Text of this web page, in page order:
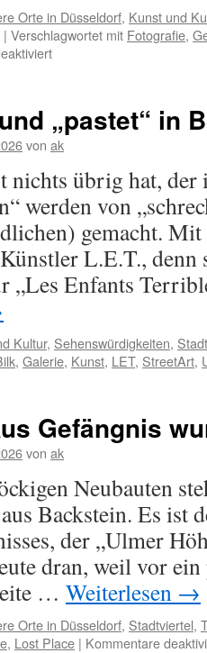
Orte in Düsseldorf, Kunst und
| Verschlagwortet mit Fotografie,
für
die
ersten
„pastet“ in
von ak
übrig hat, der
werden von
gemacht.
L.E.T., denn
Enfants
Kultur, Sehenswürdigkeiten,
, Galerie, Kunst, LET, StreetArt,
Gefängnis
von ak
Neubauten
Backstein. Es ist
der „Ulmer
dran, weil vor ein
… Weiterlesen →
Orte in Düsseldorf, Stadtviertel,
, Lost Place | Kommentare